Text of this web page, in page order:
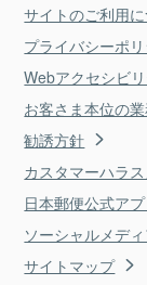
サイトのご利用
プライバシーポ
Webアクセシビ
お客さま本位の
勧誘方針
カスタマーハラ
日本郵便公式ア
ソーシャルメデ
サイトマップ